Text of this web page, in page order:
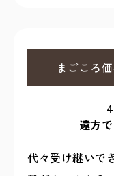
まごころ
遠方
代々受け継いで